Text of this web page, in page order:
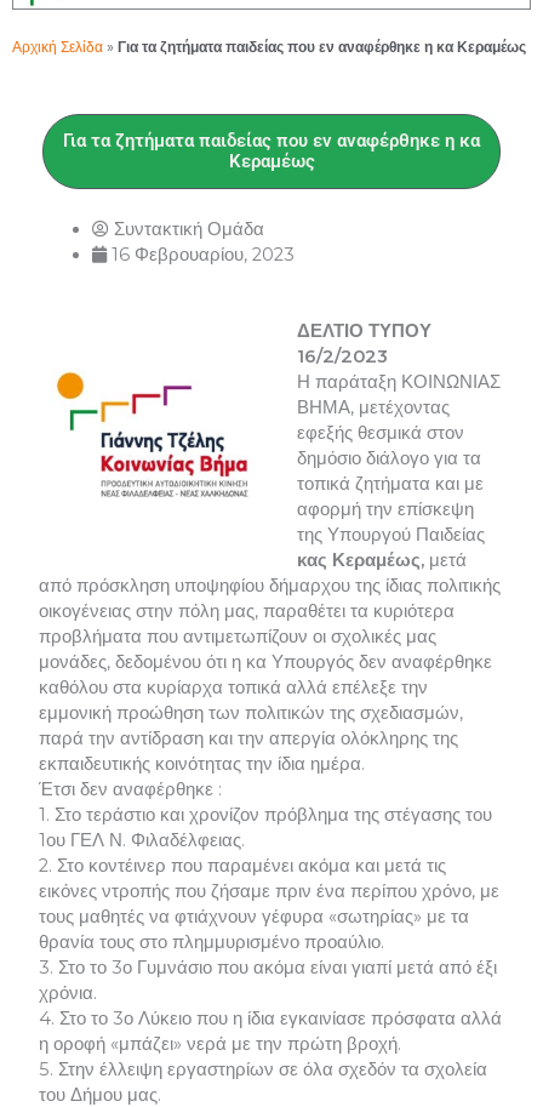
Αρχική Σελίδα » Για τα ζητήματα παιδείας που εν αναφέρθηκε η κα Κεραμέως
Για τα ζητήματα παιδείας που εν αναφέρθηκε η κα
Κεραμέως
Συντακτική Ομάδα
16 Φεβρουαρίου, 2023
ΔΕΛΤΙΟ ΤΥΠΟΥ
16/2/2023
Η παράταξη ΚΟΙΝΩΝΙΑΣ
ΒΗΜΑ, μετέχοντας
εφεξής θεσμικά στον
δημόσιο διάλογο για τα
τοπικά ζητήματα και με
αφορμή την επίσκεψη
της Υπουργού Παιδείας
κας Κεραμέως, μετά
από πρόσκληση υποψηφίου δήμαρχου της ίδιας πολιτικής
οικογένειας στην πόλη μας, παραθέτει τα κυριότερα
προβλήματα που αντιμετωπίζουν οι σχολικές μας
μονάδες, δεδομένου ότι η κα Υπουργός δεν αναφέρθηκε
καθόλου στα κυρίαρχα τοπικά αλλά επέλεξε την
εμμονική προώθηση των πολιτικών της σχεδιασμών,
παρά την αντίδραση και την απεργία ολόκληρης της
εκπαιδευτικής κοινότητας την ίδια ημέρα.
Έτσι δεν αναφέρθηκε :
1. Στο τεράστιο και χρονίζον πρόβλημα της στέγασης του
1ου ΓΕΛ Ν. Φιλαδέλφειας.
2. Στο κοντέινερ που παραμένει ακόμα και μετά τις
εικόνες ντροπής που ζήσαμε πριν ένα περίπου χρόνο, με
τους μαθητές να φτιάχνουν γέφυρα «σωτηρίας» με τα
θρανία τους στο πλημμυρισμένο προαύλιο.
3. Στο το 3ο Γυμνάσιο που ακόμα είναι γιαπί μετά από έξι
χρόνια.
4. Στο το 3ο Λύκειο που η ίδια εγκαινίασε πρόσφατα αλλά
η οροφή «μπάζει» νερά με την πρώτη βροχή.
5. Στην έλλειψη εργαστηρίων σε όλα σχεδόν τα σχολεία
του Δήμου μας.